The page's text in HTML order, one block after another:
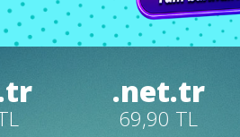
.net.tr
69,90 TL